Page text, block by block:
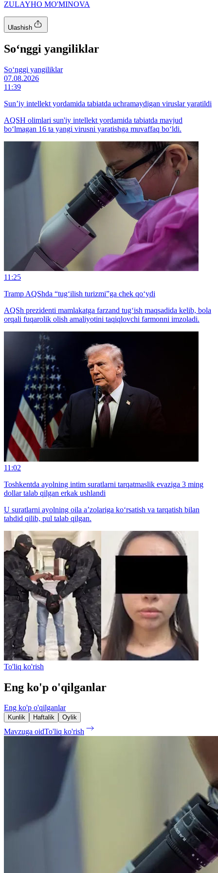
ZULAYHO MO'MINOVA
Ulashish
So‘nggi yangiliklar
So‘nggi yangiliklar
07.08.2026
11:39
Sun’iy intellekt yordamida tabiatda uchramaydigan viruslar yaratildi
AQSH olimlari sun'iy intellekt yordamida tabiatda mavjud
bo‘lmagan 16 ta yangi virusni yaratishga muvaffaq bo‘ldi.
11:25
Tramp AQShda “tug‘ilish turizmi”ga chek qo‘ydi
AQSh prezidenti mamlakatga farzand tug‘ish maqsadida kelib, bola
orqali fuqarolik olish amaliyotini taqiqlovchi farmonni imzoladi.
11:02
Toshkentda ayolning intim suratlarni tarqatmaslik evaziga 3 ming
dollar talab qilgan erkak ushlandi
U suratlarni ayolning oila a’zolariga ko‘rsatish va tarqatish bilan
tahdid qilib, pul talab qilgan.
To'liq ko'rish
Eng ko'p o'qilganlar
Eng ko'p o'qilganlar
Kunlik Haftalik Oylik
Mavzuga oidTo'liq ko'rish